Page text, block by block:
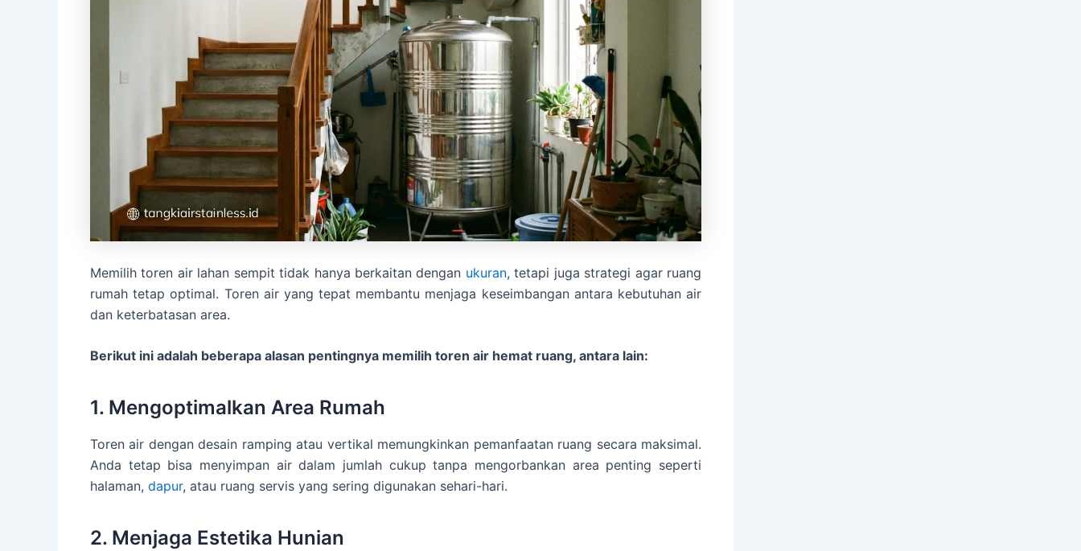
Memilih toren air lahan sempit tidak hanya berkaitan dengan ukuran, tetapi juga strategi agar ruang
rumah tetap optimal. Toren air yang tepat membantu menjaga keseimbangan antara kebutuhan air
dan keterbatasan area.
Berikut ini adalah beberapa alasan pentingnya memilih toren air hemat ruang, antara lain:
1. Mengoptimalkan Area Rumah
Toren air dengan desain ramping atau vertikal memungkinkan pemanfaatan ruang secara maksimal.
Anda tetap bisa menyimpan air dalam jumlah cukup tanpa mengorbankan area penting seperti
halaman, dapur, atau ruang servis yang sering digunakan sehari-hari.
2. Menjaga Estetika Hunian